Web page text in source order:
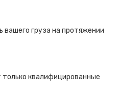
вашего груза на протяжении
квалифицированные